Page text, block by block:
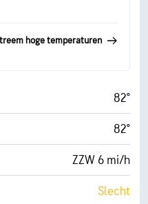
50° F
44%
10 mi
30000 ft
hoge temperaturen
82°
82°
ZZW 6 mi/h
Slecht